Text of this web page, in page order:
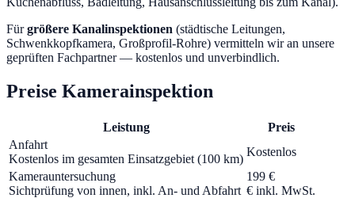
Fürgrößere Kanalinspektionen (städtische Leitungen,
Schwenkkopfkamera, Großprofil-Rohre) vermitteln wir an unsere
geprüften Fachpartner — kostenlos und unverbindlich.
Preise Kamerainspektion
Leistung
Preis
Anfahrt
Kostenlos im gesamten Einsatzgebiet (100 km)
Kostenlos
Kamerauntersuchung
Sichtprüfung von innen, inkl. An- und Abfahrt
199 €
€ inkl. MwSt.